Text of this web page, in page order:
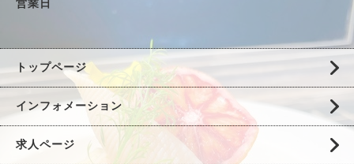
営業日
トップページ
インフォメーション
求人ページ